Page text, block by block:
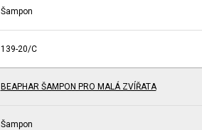
Šampon
139-20/C
BEAPHAR ŠAMPON PRO MALÁ ZVÍŘATA
Šampon